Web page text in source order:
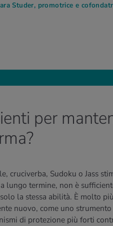
Studer, promotrice e
per
cruciverba, Sudoku o Jass
lungo termine, non è
la stessa abilità. È molto
nuovo, come uno
di protezione più forti